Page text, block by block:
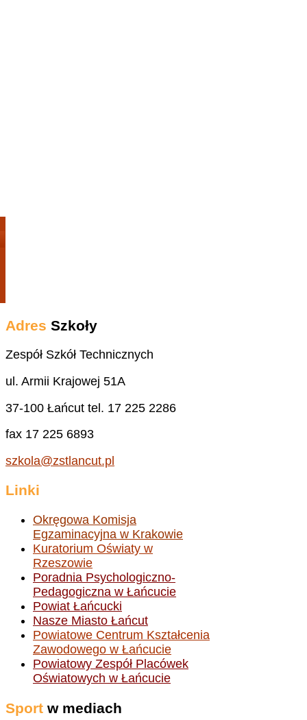
Adres Szkoły
Zespół Szkół Technicznych
ul. Armii Krajowej 51A
37-100 Łańcut tel. 17 225 2286
fax 17 225 6893
szkola@zstlancut.pl
Linki
Okręgowa Komisja
Egzaminacyjna w Krakowie
Kuratorium Oświaty w
Rzeszowie
Poradnia Psychologiczno-
Pedagogiczna w Łańcucie
Powiat Łańcucki
Nasze Miasto Łańcut
Powiatowe Centrum Kształcenia
Zawodowego w Łańcucie
Powiatowy Zespół Placówek
Oświatowych w Łańcucie
Sport w mediach